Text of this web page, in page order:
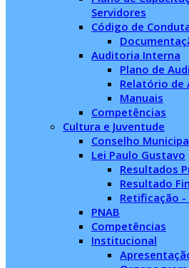
Servidores
Código de
Auditoria Interna
Plano de
Relatório de
Manuais
Competências
Cultura e Juventude
Conselho
Lei Paulo Gustavo
Resultados
Resultado
Retificação -
PNAB
Competências
Institucional